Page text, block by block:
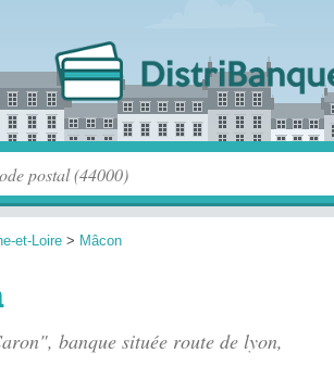
et-Loire > Mâcon
banque située route de lyon,